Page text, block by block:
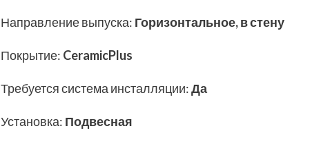
Направление выпуска: Горизонтальное, в стену
Покрытие: CeramicPlus
Требуется система инсталляции:Да
Установка: Подвесная